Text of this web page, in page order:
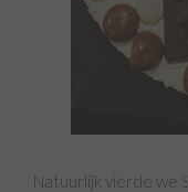
Natuurlijk vierde we